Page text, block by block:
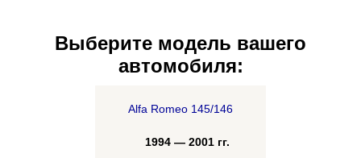
Выберите модель вашего
автомобиля:
Alfa Romeo 145/146
1994 — 2001 гг.